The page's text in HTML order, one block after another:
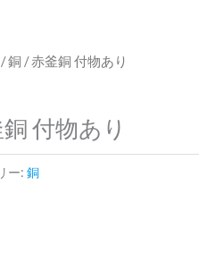
銅 / 赤釜銅 付物あり
付物あり
ー:銅